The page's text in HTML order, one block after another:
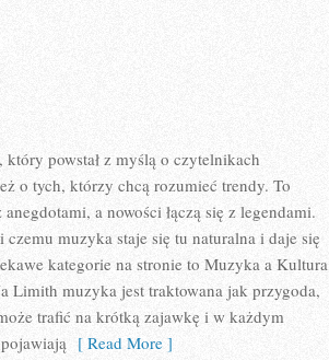
powstał z myślą o czytelnikach
o tych, którzy chcą rozumieć trendy. To
a nowości łączą się z legendami.
muzyka staje się tu naturalna i daje się
kategorie na stronie to Muzyka a Kultura
Limith muzyka jest traktowana jak przygoda,
trafić na krótką zajawkę i w każdym
[ Read More ]